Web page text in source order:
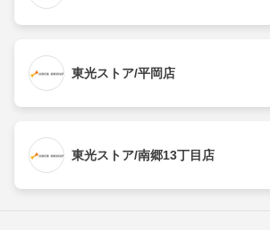
東光ストア/平岡店
東光ストア/南郷13丁目店